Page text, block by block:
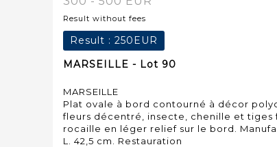
Result without fees
Result : 250EUR
MARSEILLE - Lot 90
MARSEILLE
Plat ovale à bord contourné à décor
fleurs décentré, insecte, chenille et tiges
rocaille en léger relief sur le bord.
L. 42,5 cm. Restauration